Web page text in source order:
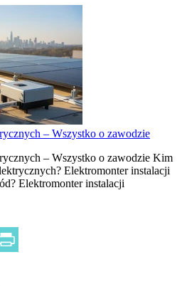
– Wszystko o zawodzie
– Wszystko o zawodzie Kim
Elektromonter instalacji
Elektromonter instalacji